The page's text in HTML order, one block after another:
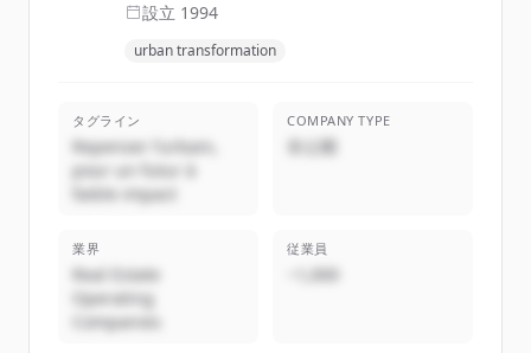
設立 1994
urban transformation
タグライン
Repenser l’urbain,
pour un futur à
faible impact
COMPANY TYPE
非公開
業界
Real Estate
Operating
Companies
従業員
~1,000